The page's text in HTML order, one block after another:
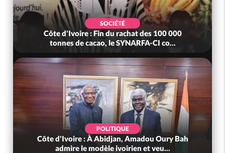
SOCIÉTÉ
Côte d'Ivoire : Fin du rachat des 100 000
tonnes de cacao, le SYNARFA-CI co...
POLITIQUE
Côte d'Ivoire : À Abidjan, Amadou Oury Bah
admire le modèle ivoirien et veu...